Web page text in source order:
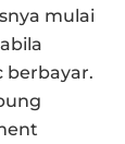
mulai
berbayar.